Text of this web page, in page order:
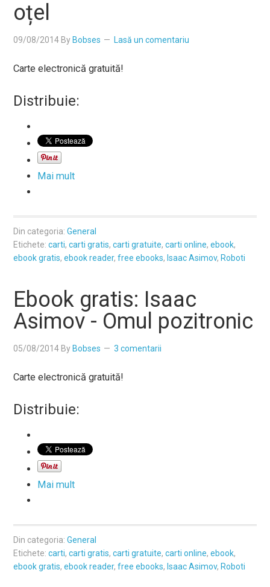
oțel
09/08/2014 By Bobses Lasă un comentariu
Carte electronică gratuită!
Distribuie:
Mai mult
Din categoria:General
Etichete:carti,carti gratis,carti gratuite,carti online,ebook,
ebook gratis,ebook reader,free ebooks, Isaac Asimov, Roboti
Ebook gratis: Isaac
Asimov - Omul pozitronic
05/08/2014 By Bobses 3 comentarii
Carte electronică gratuită!
Distribuie:
Mai mult
Din categoria:General
Etichete:carti,carti gratis,carti gratuite,carti online,ebook,
ebook gratis,ebook reader,free ebooks, Isaac Asimov, Roboti